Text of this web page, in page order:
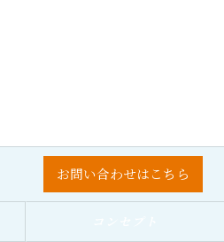
お問い合わせはこちら